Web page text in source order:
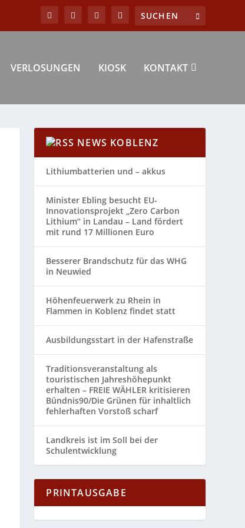
VERLOSUNGEN KIOSK KONTAKT
NEWS KOBLENZ
Lithiumbatterien und – akkus
Minister Ebling besucht EU-
Innovationsprojekt „Zero Carbon
Lithium“ in Landau – Land fördert
mit rund 17 Millionen Euro
Besserer Brandschutz für das WHG
in Neuwied
Höhenfeuerwerk zu Rhein in
Flammen in Koblenz findet statt
Ausbildungsstart in der Hafenstraße
Traditionsveranstaltung als
touristischen Jahreshöhepunkt
erhalten – FREIE WÄHLER kritisieren
Bündnis90/Die Grünen für inhaltlich
fehlerhaften Vorstoß scharf
Landkreis ist im Soll bei der
Schulentwicklung
PRINTAUSGABE